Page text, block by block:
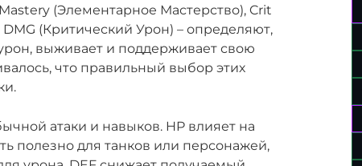
(Элементарное Мастерство), Crit
(Критический Урон) – определяют,
выживает и поддерживает свою
что правильный выбор этих
атаки и навыков. HP влияет на
полезно для танков или персонажей,